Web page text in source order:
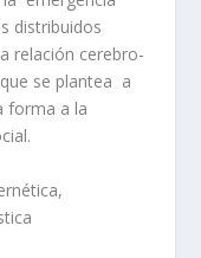
distribuidos
relación cerebro-
se plantea a
forma a la